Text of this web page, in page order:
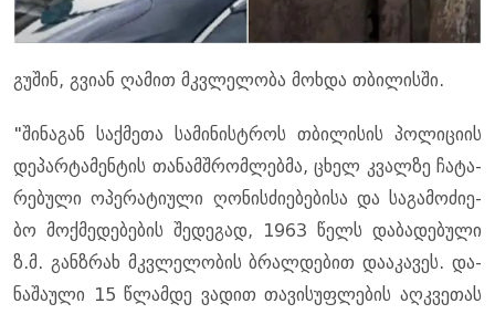
გუ­შინ, გვი­ან ღა­მით მკვლე­ლო­ბა მოხ­და თბი­ლის­ში.
"ში­ნა­გან საქ­მე­თა სა­მი­ნის­ტროს თბი­ლი­სის პო­ლი­ცი­ის
დე­პარ­ტა­მენ­ტის თა­ნამ­შრომ­ლებ­მა, ცხელ კვალ­ზე ჩა­ტა­
რე­ბუ­ლი ოპე­რა­ტი­უ­ლი ღო­ნის­ძი­ე­ბე­ბი­სა და სა­გა­მო­ძი­ე­
ბო მოქ­მე­დე­ბე­ბის შე­დე­გად, 1963 წელს და­ბა­დე­ბუ­ლი
ზ.მ. გან­ზრახ მკვლე­ლო­ბის ბრალ­დე­ბით და­ა­კა­ვეს. და­
ნა­შა­უ­ლი 15 წლამ­დე ვა­დით თა­ვი­სუფ­ლე­ბის აღ­კვე­თას